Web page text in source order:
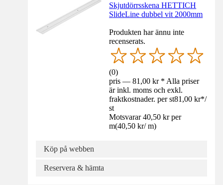
Skjutdörrsskena HETTICH
SlideLine dubbel vit 2000mm
Produkten har ännu inte
recenserats.
(0)
pris — 81,00 kr * Alla priser
är inkl. moms och exkl.
fraktkostnader. per st81,00 kr*/
st
Motsvarar 40,50 kr per
m(40,50 kr/ m)
Köp på webben
Reservera & hämta